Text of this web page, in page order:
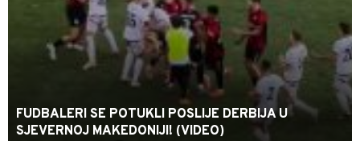
FUDBALERI SE POTUKLI POSLIJE DERBIJA U
SJEVERNOJ MAKEDONIJI! (VIDEO)